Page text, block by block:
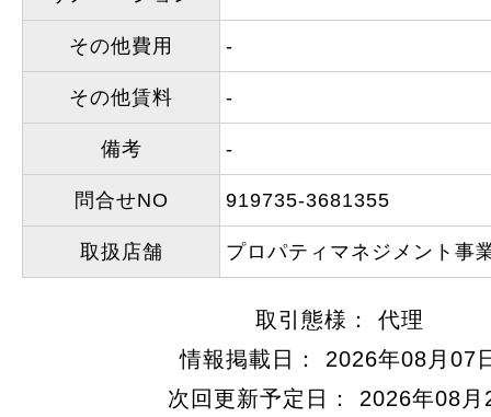
その他費用 -
その他賃料 -
備考 -
問合せNO 919735-3681355
取扱店舗 プロパティマネジメント事
取引態様： 代理
情報掲載日： 2026年08月07
次回更新予定日： 2026年08月